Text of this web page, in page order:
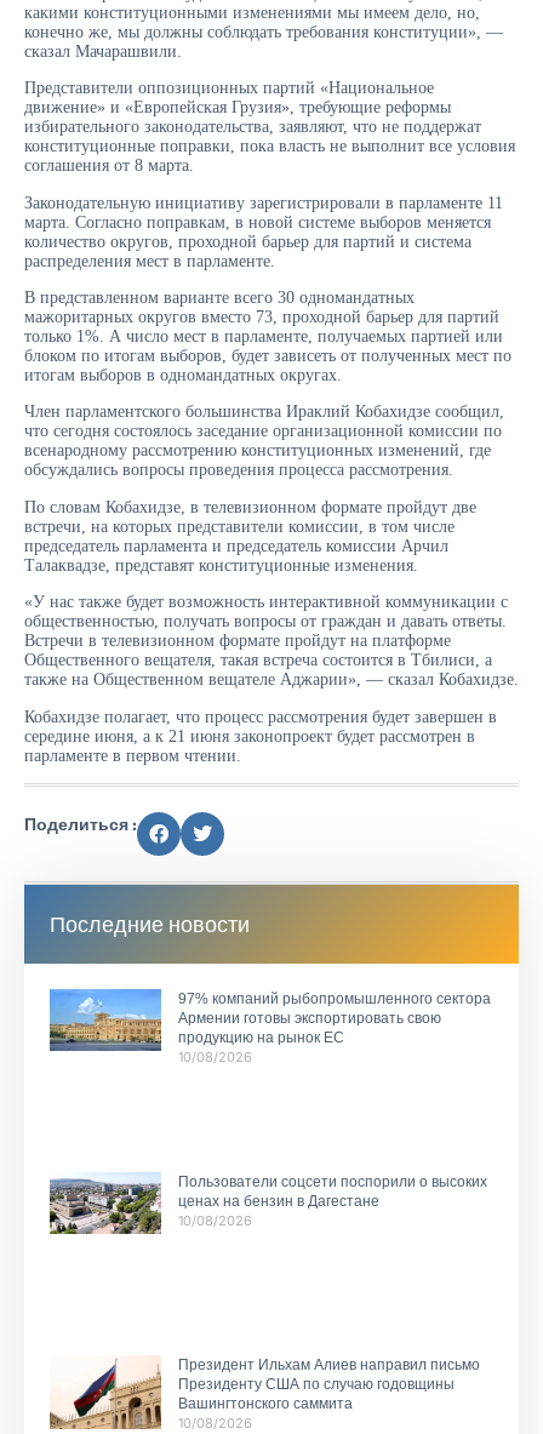
какими конституционными изменениями мы имеем дело, но,
конечно же, мы должны соблюдать требования конституции», —
сказал Мачарашвили.
Представители оппозиционных партий «Национальное
движение» и «Европейская Грузия», требующие реформы
избирательного законодательства, заявляют, что не поддержат
конституционные поправки, пока власть не выполнит все условия
соглашения от 8 марта.
Законодательную инициативу зарегистрировали в парламенте 11
марта. Согласно поправкам, в новой системе выборов меняется
количество округов, проходной барьер для партий и система
распределения мест в парламенте.
В представленном варианте всего 30 одномандатных
мажоритарных округов вместо 73, проходной барьер для партий
только 1%. А число мест в парламенте, получаемых партией или
блоком по итогам выборов, будет зависеть от полученных мест по
итогам выборов в одномандатных округах.
Член парламентского большинства Ираклий Кобахидзе сообщил,
что сегодня состоялось заседание организационной комиссии по
всенародному рассмотрению конституционных изменений, где
обсуждались вопросы проведения процесса рассмотрения.
По словам Кобахидзе, в телевизионном формате пройдут две
встречи, на которых представители комиссии, в том числе
председатель парламента и председатель комиссии Арчил
Талаквадзе, представят конституционные изменения.
«У нас также будет возможность интерактивной коммуникации с
общественностью, получать вопросы от граждан и давать ответы.
Встречи в телевизионном формате пройдут на платформе
Общественного вещателя, такая встреча состоится в Тбилиси, а
также на Общественном вещателе Аджарии», — сказал Кобахидзе.
Кобахидзе полагает, что процесс рассмотрения будет завершен в
середине июня, а к 21 июня законопроект будет рассмотрен в
парламенте в первом чтении.
Поделиться :
Последние новости
97% компаний рыбопромышленного сектора
Армении готовы экспортировать свою
продукцию на рынок ЕС
10/08/2026
Пользователи соцсети поспорили о высоких
ценах на бензин в Дагестане
10/08/2026
Президент Ильхам Алиев направил письмо
Президенту США по случаю годовщины
Вашингтонского саммита
10/08/2026